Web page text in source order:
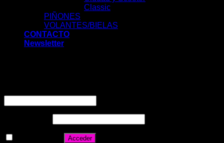
Classic
PIÑONES
VOLANTES/BIELAS
CONTACTO
Newsletter
Acceder